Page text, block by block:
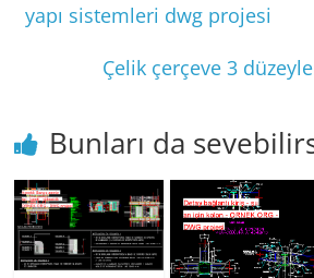
yapı sistemleri dwg projesi
Çelik çerçeve 3
Bunları da